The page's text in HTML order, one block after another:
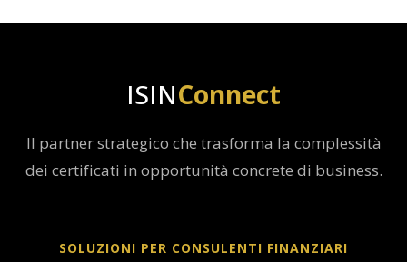
ISINConnect
Il partner strategico che trasforma la complessità
dei certificati in opportunità concrete di business.
SOLUZIONI PER CONSULENTI FINANZIARI